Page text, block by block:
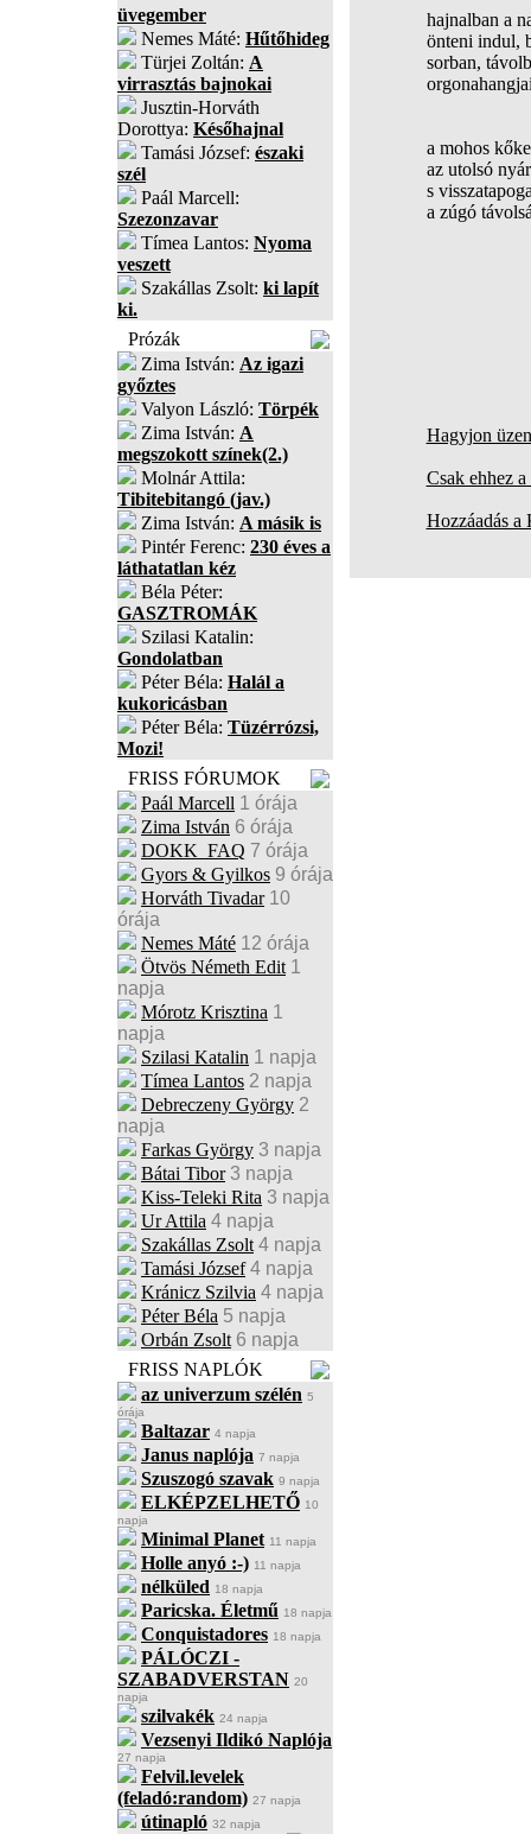
üvegember
Nemes Máté: Hűtőhideg
Türjei Zoltán: A
virrasztás bajnokai
Jusztin-Horváth
Dorottya: Későhajnal
Tamási József: északi
szél
Paál Marcell:
Szezonzavar
Tímea Lantos: Nyoma
veszett
Szakállas Zsolt: ki lapít
ki.
Prózák
Zima István: Az igazi
győztes
Valyon László: Törpék
Zima István: A
megszokott színek(2.)
Molnár Attila:
Tibitebitangó (jav.)
Zima István: A másik is
Pintér Ferenc: 230 éves a
láthatatlan kéz
Béla Péter:
GASZTROMÁK
Szilasi Katalin:
Gondolatban
Péter Béla: Halál a
kukoricásban
Péter Béla: Tüzérrózsi,
Mozi!
FRISS FÓRUMOK
Paál Marcell 1 órája
Zima István 6 órája
DOKK_FAQ 7 órája
Gyors & Gyilkos 9 órája
Horváth Tivadar 10
órája
Nemes Máté 12 órája
Ötvös Németh Edit 1
napja
Mórotz Krisztina 1
napja
Szilasi Katalin 1 napja
Tímea Lantos 2 napja
Debreczeny György 2
napja
Farkas György 3 napja
Bátai Tibor 3 napja
Kiss-Teleki Rita 3 napja
Ur Attila 4 napja
Szakállas Zsolt 4 napja
Tamási József 4 napja
Kránicz Szilvia 4 napja
Péter Béla 5 napja
Orbán Zsolt 6 napja
FRISS NAPLÓK
az univerzum szélén 5
órája
Baltazar 4 napja
Janus naplója 7 napja
Szuszogó szavak 9 napja
ELKÉPZELHETŐ 10
napja
Minimal Planet 11 napja
Holle anyó :-) 11 napja
nélküled 18 napja
Paricska. Életmű 18 napja
Conquistadores 18 napja
PÁLÓCZI -
SZABADVERSTAN 20
napja
szilvakék 24 napja
Vezsenyi Ildikó Naplója
27 napja
Felvil.levelek
(feladó:random) 27 napja
útinapló 32 napja
hajnalban a
önteni indul,
sorban,
a mohos
az utolsó
s
a zúgó
Hagyjon
Csak ehhez
Hozzáadás